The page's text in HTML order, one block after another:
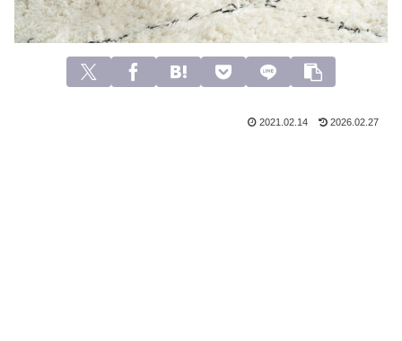
2021.02.14 2026.02.27